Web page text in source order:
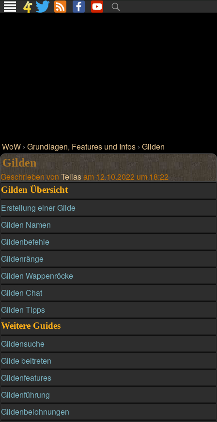
WoW ›Grundlagen, Features und Infos ›Gilden
Gilden
Geschrieben von Teliasam 12.10.2022 um 18:22
Gilden Übersicht
Erstellung einer Gilde
Gilden Namen
Gildenbefehle
Gildenränge
Gilden Wappenröcke
Gilden Chat
Gilden Tipps
Weitere Guides
Gildensuche
Gilde beitreten
Gildenfeatures
Gildenführung
Gildenbelohnungen